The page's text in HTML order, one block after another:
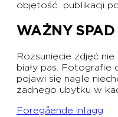
objętość publikacji
WAŻNY SPAD
Rozsunięcie zdjęć
biały pas. Fotografie
pojawi się nagle
żadnego ubytku w
Föregående inlägg